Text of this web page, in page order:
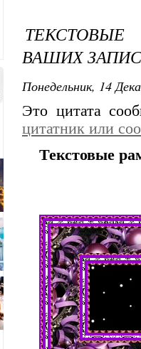
ВАШИХ
Понедельник, 14
Это цитата
цитатник или
Текстовые